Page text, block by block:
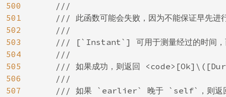
500
501
502
503
504
505
506
507
    ///
/// 此函数可能会失败，因为不能保证早先进
    ///
/// [`Instant`] 可用于测量经过的时间，
    ///
/// 如果成功，则返回
    ///
/// 如果 `earlier` 晚于 `self`，则返